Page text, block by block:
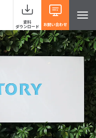
資料
ダウンロード お問い合わせ